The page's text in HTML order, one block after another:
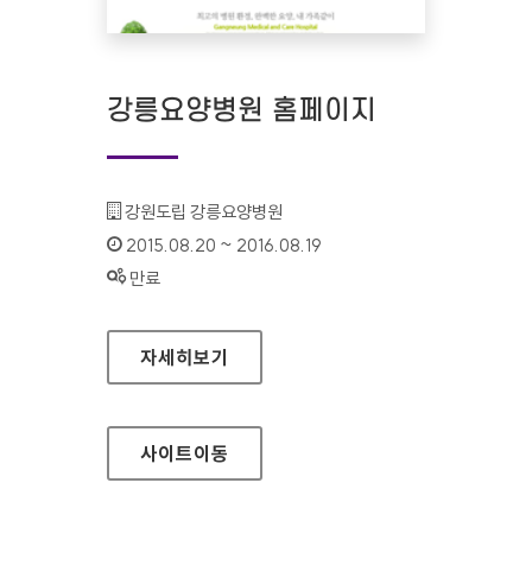
강릉요양병원 홈페이지
기관명 :
강원도립 강릉요양병원
인증기간 :
2015.08.20 ~ 2016.08.19
상태 :
만료
강릉요양병원 홈페이지
자세히보기
사이트이동